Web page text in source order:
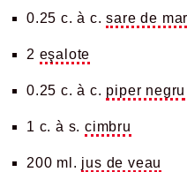
0.25 c. à c.sare de
2 eşalote
0.25 c. à c. piper negru
1 c. à s. cimbru
200 ml. jus de veau